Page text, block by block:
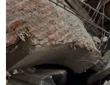
Công Phượng
xuất V-League